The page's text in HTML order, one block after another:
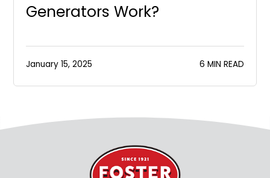
Generators Work?
January 15, 2025 6 MIN READ